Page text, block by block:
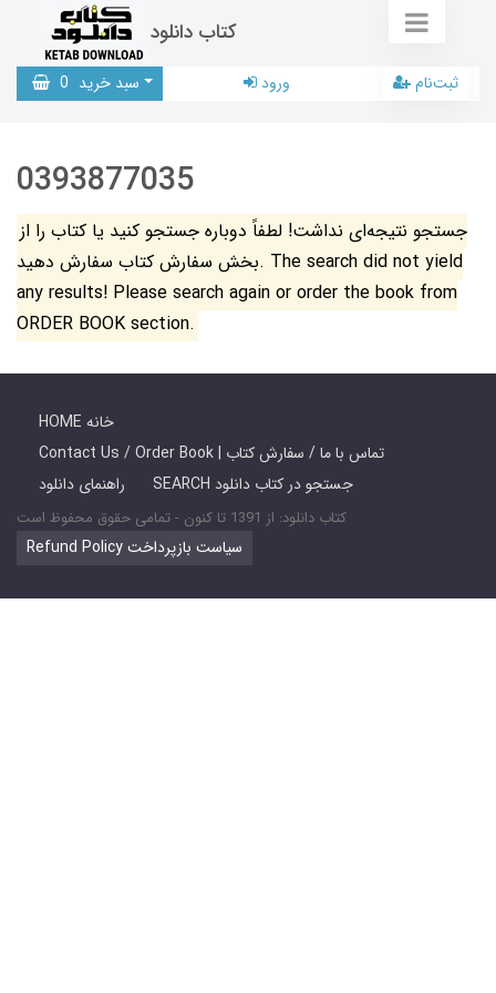
کتاب دانلود
سبد خرید 0 ورود ثبت‌نام
0393877035
جستجو نتیجه‌ای نداشت! لطفاً دوباره جستجو کنید یا کتاب را از
بخش سفارش کتاب سفارش دهید. The search did not yield
any results! Please search again or order the book from
ORDER BOOK section.
HOME خانه
Contact Us / Order Book | تماس با ما / سفارش کتاب
راهنمای دانلود
SEARCH جستجو در کتاب دانلود
کتاب دانلود: از 1391 تا کنون - تمامی حقوق محفوظ است
Refund Policy سیاست بازپرداخت